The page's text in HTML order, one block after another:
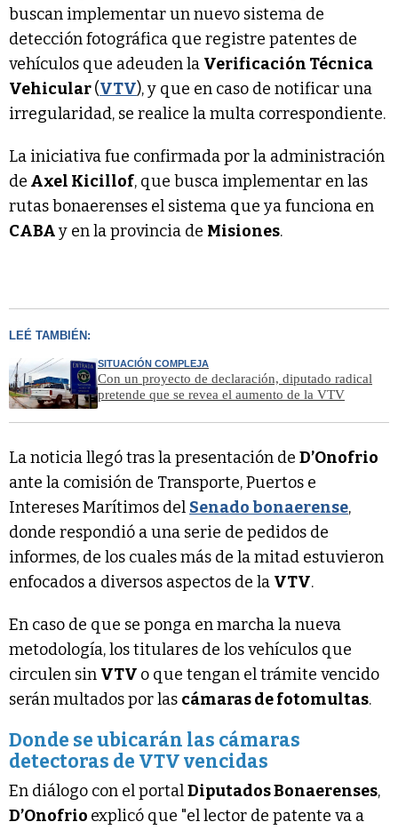
buscan implementar un nuevo sistema de
detección fotográfica que registre patentes de
vehículos que adeuden la Verificación Técnica
Vehicular(VTV), y que en caso de notificar una
irregularidad, se realice la multa correspondiente.
La iniciativa fue confirmada por la administración
de Axel Kicillof, que busca implementar en las
rutas bonaerenses el sistema que ya funciona en
CABAy en la provincia de Misiones.
LEÉ TAMBIÉN:
SITUACIÓN COMPLEJA
Con un proyecto de declaración, diputado radical
pretende que se revea el aumento de la VTV
La noticia llegó tras la presentación de D’Onofrio
ante la comisión de Transporte, Puertos e
Intereses Marítimos del Senado bonaerense,
donde respondió a una serie de pedidos de
informes, de los cuales más de la mitad estuvieron
enfocados a diversos aspectos de la VTV.
En caso de que se ponga en marcha la nueva
metodología, los titulares de los vehículos que
circulen sin VTV o que tengan el trámite vencido
serán multados por las cámaras de fotomultas.
Donde se ubicarán las cámaras
detectoras de VTV vencidas
En diálogo con el portalDiputados Bonaerenses,
D’Onofrio explicó que "el lector de patente va a